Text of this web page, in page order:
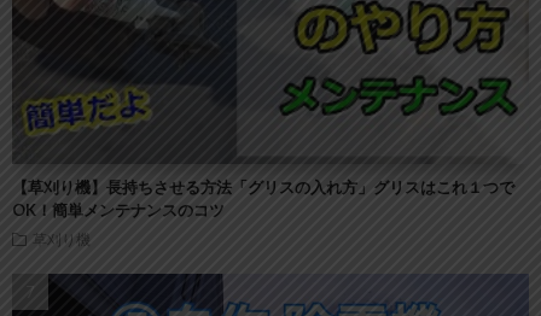
【草刈り機】長持ちさせる方法「グリスの入れ方」グリスはこれ１つで
OK！簡単メンテナンスのコツ
草刈り機